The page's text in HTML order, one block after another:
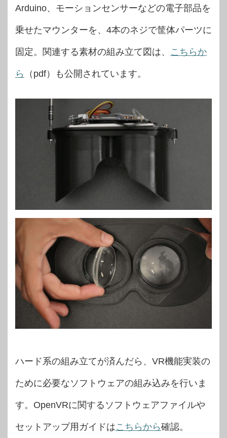
Arduino、モーションセンサーなどの電子部品を
乗せたマウンターを、4本のネジで筐体パーツに
固定。関連する素材の組み立て図は、 こちらか
ら （pdf）も公開されています。
ハード系の組み立てが済んだら、VR機能実装の
ために必要なソフトウェアの組み込みを行いま
す。OpenVRに関するソ フトウェアファイルや
セットアップ用ガイドはこちらから確認。